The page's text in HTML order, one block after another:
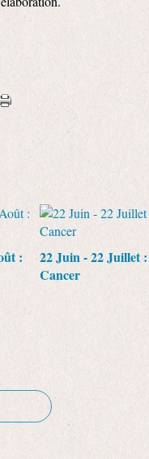
:
22 Juin - 22 Juillet :
Cancer